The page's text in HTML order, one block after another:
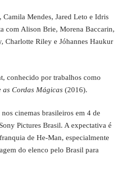
Mendes, Jared Leto e Idris
com Alison Brie, Morena Baccarin,
Charlotte Riley e Jóhannes Haukur
conhecido por trabalhos como
as Cordas Mágicas (2016).
cinemas brasileiros em 4 de
Pictures Brasil. A expectativa é
de He-Man, especialmente
do elenco pelo Brasil para